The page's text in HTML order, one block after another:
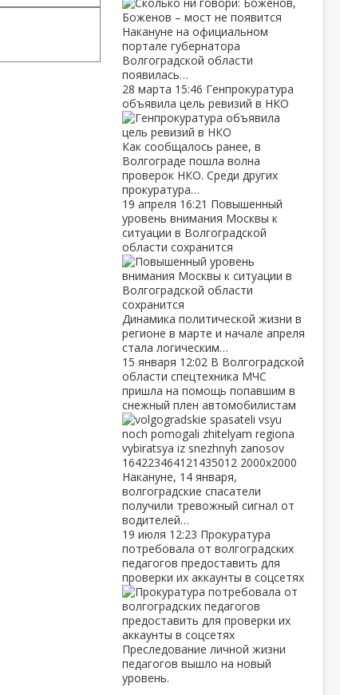
Накануне на официальном
портале губернатора
Волгоградской области
появилась…
28 марта 15:46 Генпрокуратура
объявила цель ревизий в НКО
Как сообщалось ранее, в
Волгограде пошла волна
проверок НКО. Среди других
прокуратура…
19 апреля 16:21 Повышенный
уровень внимания Москвы к
ситуации в Волгоградской
области сохранится
Динамика политической жизни в
регионе в марте и начале апреля
стала логическим…
15 января 12:02 В Волгоградской
области спецтехника МЧС
пришла на помощь попавшим в
снежный плен автомобилистам
Накануне, 14 января,
волгоградские спасатели
получили тревожный сигнал от
водителей…
19 июля 12:23 Прокуратура
потребовала от волгоградских
педагогов предоставить для
проверки их аккаунты в соцсетях
Преследование личной жизни
педагогов вышло на новый
уровень.